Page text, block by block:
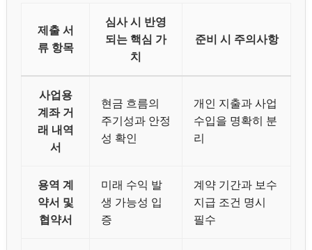
제출 서
류 항목
심사 시 반영
되는 핵심 가
치
준비 시 주의사항
사업용
계좌 거
래 내역
서
현금 흐름의
주기성과 안정
성 확인
개인 지출과 사업
수입을 명확히 분
리
용역 계
약서 및
협약서
미래 수익 발
생 가능성 입
증
계약 기간과 보수
지급 조건 명시
필수